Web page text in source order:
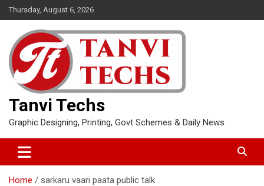
Skip
to
content
Thursday, August 6, 2026
Tanvi Techs
Graphic Designing, Printing, Govt Schemes & Daily News
Home sarkaru vaari paata public talk